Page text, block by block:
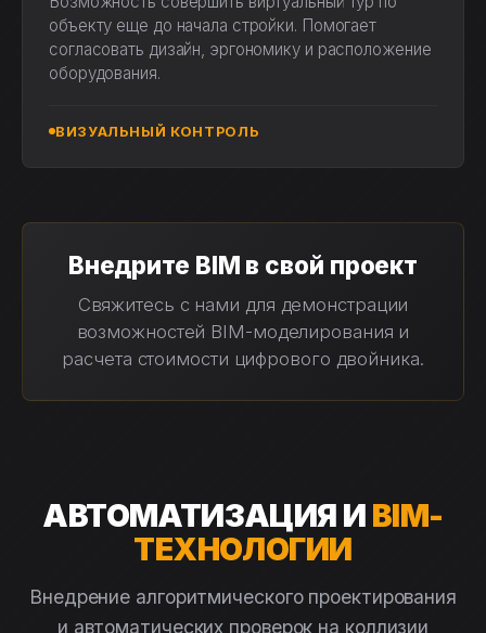
объекту еще до начала стройки. Помогает
согласовать дизайн, эргономику и расположение
оборудования.
ВИЗУАЛЬНЫЙ КОНТРОЛЬ
Внедрите BIM в свой проект
Свяжитесь с нами для демонстрации
возможностей BIM-моделирования и
расчета стоимости цифрового двойника.
АВТОМАТИЗАЦИЯ И BIM-
ТЕХНОЛОГИИ
Внедрение алгоритмического проектирования
и автоматических проверок на коллизии